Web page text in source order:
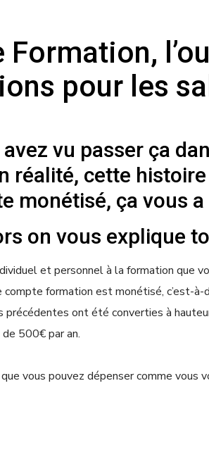
pour les
vu passer ça
réalité, cette histoire
monétisé, ça vous a
on vous explique
et personnel à la formation que
formation est monétisé, c’est-à-
précédentes ont été converties à
500€ par an.
vous pouvez dépenser comme vous